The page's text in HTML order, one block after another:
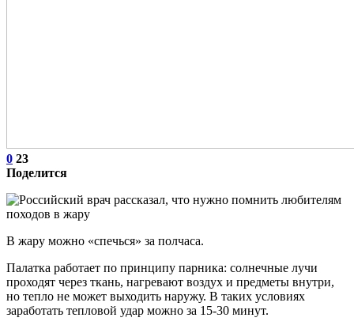
0 23
Поделится
В жару можно «спечься» за полчаса.
Палатка работает по принципу парника: солнечные лучи
проходят через ткань, нагревают воздух и предметы внутри,
но тепло не может выходить наружу. В таких условиях
заработать тепловой удар можно за 15-30 минут.